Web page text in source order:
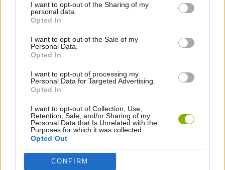
I want to opt-out of the Sharing of my
personal data.
Opted In
I want to opt-out of the Sale of my
Personal Data.
Opted In
I want to opt-out of processing my
Personal Data for Targeted Advertising.
Opted In
I want to opt-out of Collection, Use,
Retention, Sale, and/or Sharing of my
Personal Data that Is Unrelated with the
Purposes for which it was collected.
Opted Out
CONFIRM
Este jogo foi desenvolvido por YaUstal
Etiquetas
JOGOS DE ESTRATÉGIA
COLEÇÕES DE JOGOS
JOGOS CELULAR